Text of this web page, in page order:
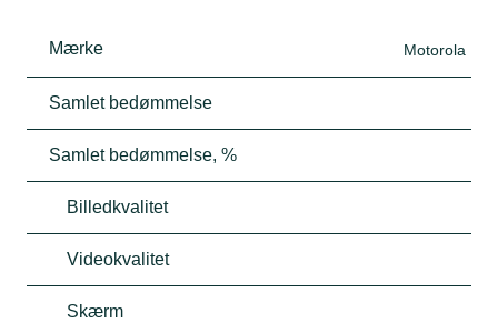
Mærke Motorola
Samlet bedømmelse
Samlet bedømmelse, %
Billedkvalitet
Videokvalitet
Skærm